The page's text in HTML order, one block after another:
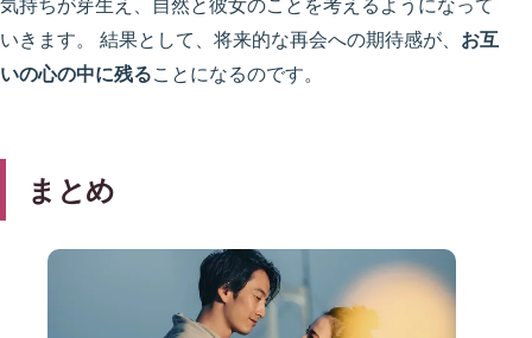
気持ちが芽生え、自然と彼女のことを考えるようになって
いきます。 結果として、将来的な再会への期待感が、 お互
いの心の中に残ることになるのです。
まとめ